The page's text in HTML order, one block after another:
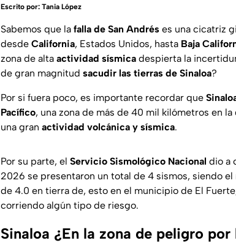
Escrito por: Tania López
Sabemos que la falla de San Andrés es una cicatriz
desde California, Estados Unidos, hasta Baja
zona de alta actividad sísmica despierta la
de gran magnitud sacudir las tierras de Sinaloa?
Por si fuera poco, es importante recordar que
Pacífico, una zona de más de 40 mil kilómetros en
una gran actividad volcánica y sísmica.
Por su parte, el Servicio Sismológico Nacional dio a
2026 se presentaron un total de 4 sismos, siendo
de 4.0 en tierra de, esto en el municipio de El
corriendo algún tipo de riesgo.
Sinaloa ¿En la zona de peligro por